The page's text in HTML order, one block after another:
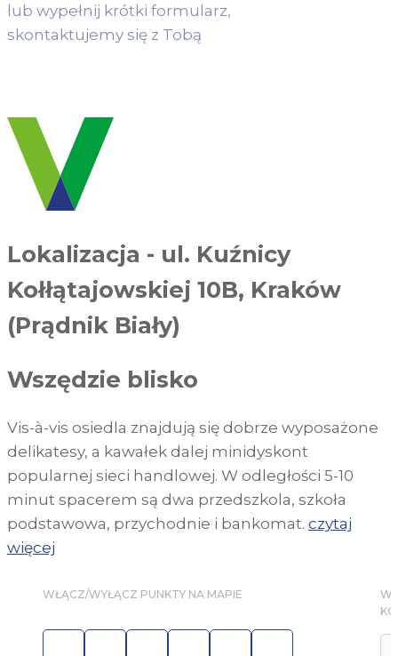
lub wypełnij krótki formularz,
skontaktujemy się z Tobą
Lokalizacja - ul. Kuźnicy
Kołłątajowskiej 10B, Kraków
(Prądnik Biały)
Wszędzie blisko
Vis-à-vis osiedla znajdują się dobrze wyposażone
delikatesy, a kawałek dalej minidyskont
popularnej sieci handlowej. W odległości 5-10
minut spacerem są dwa przedszkola, szkoła
podstawowa, przychodnie i bankomat. czytaj
więcej
WŁĄCZ/WYŁĄCZ PUNKTY NA MAPIE